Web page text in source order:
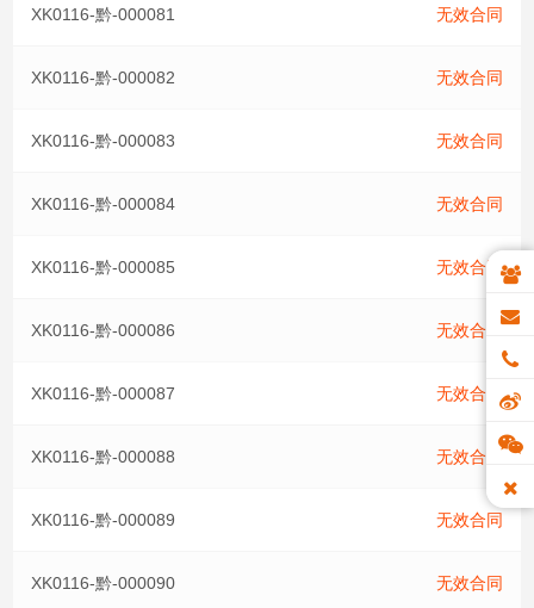
XK0116-黔-000081 无效合同
XK0116-黔-000082 无效合同
XK0116-黔-000083 无效合同
XK0116-黔-000084 无效合同
XK0116-黔-000085 无效合同
XK0116-黔-000086 无效合同
XK0116-黔-000087 无效合同
XK0116-黔-000088 无效合同
XK0116-黔-000089 无效合同
XK0116-黔-000090 无效合同